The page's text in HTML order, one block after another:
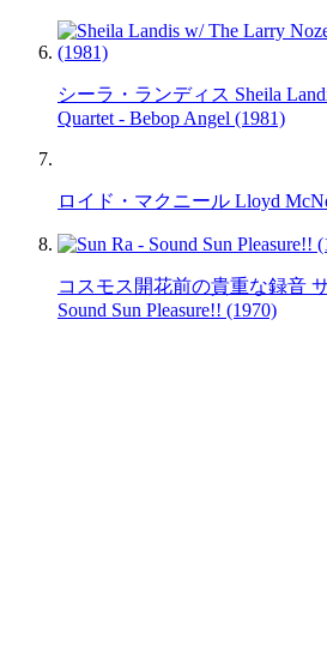
シーラ・ランディス Sheila
Quartet - Bebop Angel (1981)
ロイド・マクニール Lloyd
コスモス開花前の貴重な録音
Sound Sun Pleasure!! (1970)